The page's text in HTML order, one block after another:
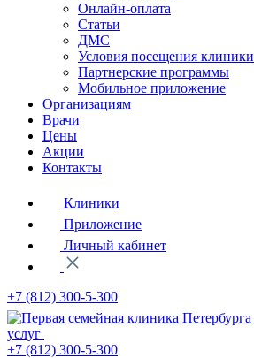
Онлайн-оплата
Статьи
ДМС
Условия посещения клиники
Партнерские программы
Мобильное приложение
Организациям
Врачи
Цены
Акции
Контакты
Клиники
Приложение
Личный кабинет
+7 (812) 300-5-300
услуг
+7 (812) 300-5-300